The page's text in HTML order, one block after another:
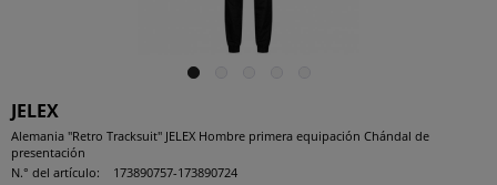
JELEX
Alemania "Retro Tracksuit" JELEX Hombre primera equipación Chándal de
presentación
N.° del artículo:
173890757-173890724